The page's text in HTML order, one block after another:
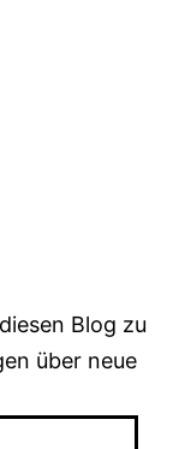
Blog zu
über neue